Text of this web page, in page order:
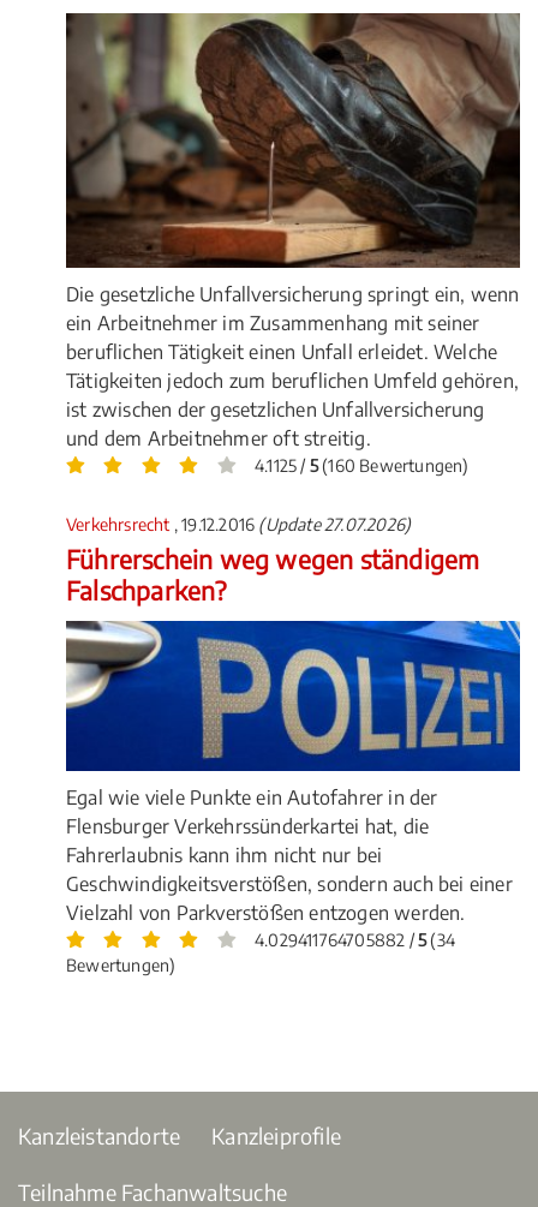
Die gesetzliche Unfallversicherung springt ein, wenn
ein Arbeitnehmer im Zusammenhang mit seiner
beruflichen Tätigkeit einen Unfall erleidet. Welche
Tätigkeiten jedoch zum beruflichen Umfeld gehören,
ist zwischen der gesetzlichen Unfallversicherung
und dem Arbeitnehmer oft streitig.
4.1125 / 5(160 Bewertungen)
Verkehrsrecht , 19.12.2016 (Update 27.07.2026)
Führerschein weg wegen ständigem
Falschparken?
Egal wie viele Punkte ein Autofahrer in der
Flensburger Verkehrssünderkartei hat, die
Fahrerlaubnis kann ihm nicht nur bei
Geschwindigkeitsverstößen, sondern auch bei einer
Vielzahl von Parkverstößen entzogen werden.
4.029411764705882 /5(34
Bewertungen)
Kanzleistandorte Kanzleiprofile
Teilnahme Fachanwaltsuche